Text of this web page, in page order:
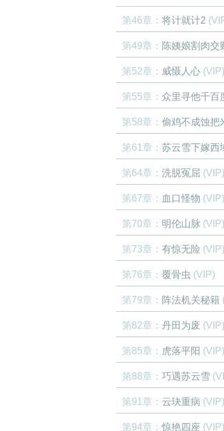
第46章： 将计就计2
第49章： 陈姨娘割肉交
第52章： 威慑人心 (VIP)
第55章： 众里寻他千百
第58章： 偷鸡不成蚀把
第61章： 苏云雪下嫁西
第64章： 洗脱冤屈 (VIP)
第67章： 血口怪物 (VIP)
第70章： 明伦山脉 (VIP)
第73章： 有惊无险 (VIP)
第76章： 覆骨虫 (VIP)
第79章： 阵法机关秘籍
第82章： 丹田为废 (VIP)
第85章： 虎落平阳 (VIP)
第88章： 巧遇苏云雪
第91章： 云玦重病 (VIP)
第94章：惊艳四座 (VIP)